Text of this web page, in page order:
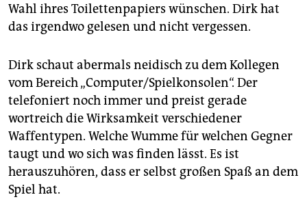
Wahl ihres Toilettenpapiers wünschen. Dirk hat
das irgendwo gelesen und nicht vergessen.
Dirk schaut abermals neidisch zu dem Kollegen
vom Bereich „Computer/Spielkonsolen“. Der
telefoniert noch immer und preist gerade
wortreich die Wirksamkeit verschiedener
Waffentypen. Welche Wumme für welchen Gegner
taugt und wo sich was finden lässt. Es ist
herauszuhören, dass er selbst großen Spaß an dem
Spiel hat.